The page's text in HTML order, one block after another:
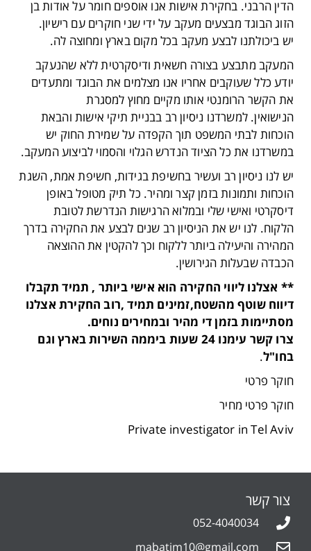
הדין הרבני. בחקירת אישות אנו אוספים חומר על אודות בן
הזוג הבוגד מבצעים מעקב על ידי שני חוקרים עם רישיון.
יש ביכולתנו לבצע מעקב בכל מקום בארץ ומחוצה לה.
המעקב מתבצע בצורה חשאית ודיסקרטית ללא שהנעקב
יודע כלל שעוקבים אחריו אנו מצלמים את הבוגד ומתעדים
את הקשר הרומנטי אותו מקיים מחוץ למסגרת
הנישואין. למשרדנו ניסיון רב בבניית תיקי אישות והבאת
הוכחות לבתי המשפט תוך הקפדה על שמירת החוק יש
במשרדנו את כל הציוד הנדרש הגלוי והסמוי לביצוע המעקב.
יש לנו ניסיון רב ועשיר בחשיפת בגידות, חשיפת אמת, השגת
הוכחות ותמונות בזמן קצר ומהיר. כל תיק מטופל באופן
דיסקרטי ואישי שלי ובמלוא הרגישות הנדרשת לטובת
הלקוח. לנו יש את הניסיון רב שנים לבצע את החקירה בדרך
המהירה והיעילה ביותר ללקוח וכך להקטין את ההוצאה
הכבדה שבעלות הגירושין.
** אצלנו ליווי החקירה הוא אישי ביותר , תמיד תקבלו
דיווח שוטף מהשטח,זמינים תמיד ,רוב החקירת אצלנו
מסתיימות בזמן די מהיר ובמחירים נוחים.
צרו קשר עימנו 24 שעות ביממה השירות בארץ וגם
בחו"ל.
חוקר פרטי
חוקר פרטי מחיר
Private investigator in Tel Aviv
צור קשר
052-4040034
mabatim10@gmail.com